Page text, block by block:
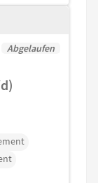
Abgelaufen